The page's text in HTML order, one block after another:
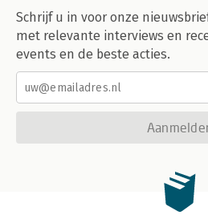
Schrijf u in voor onze
met relevante interviews en
events en de beste acties.